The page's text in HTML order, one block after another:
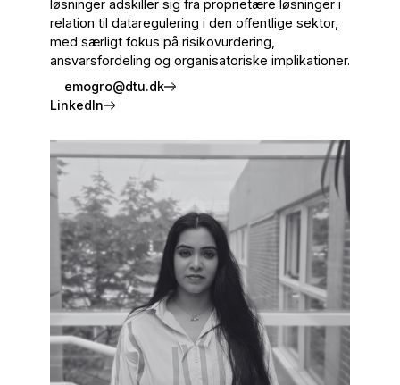
løsninger adskiller sig fra proprietære løsninger i
relation til dataregulering i den offentlige sektor,
med særligt fokus på risikovurdering,
ansvarsfordeling og organisatoriske implikationer.
emogro@dtu.dk
LinkedIn